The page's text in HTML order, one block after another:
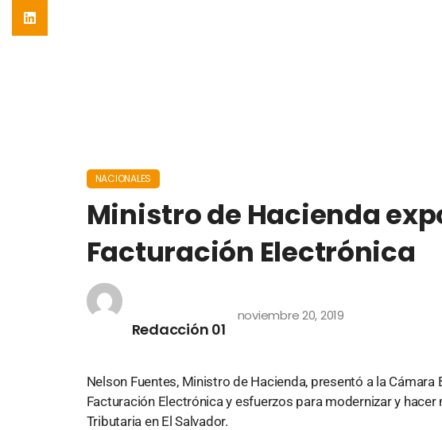
NACIONALES
Ministro de Hacienda
Facturación Electrónica
Redacción 01
noviembre 20, 2019
Nelson Fuentes, Ministro de Hacienda, presentó a la
Facturación Electrónica y esfuerzos para modernizar y
Tributaria en El Salvador.